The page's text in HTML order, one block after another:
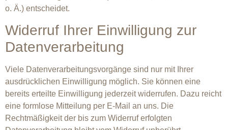
o. Ä.) entscheidet.
Widerruf Ihrer Einwilligung zur
Datenverarbeitung
Viele Datenverarbeitungsvorgänge sind nur mit Ihrer
ausdrücklichen Einwilligung möglich. Sie können eine
bereits erteilte Einwilligung jederzeit widerrufen. Dazu reicht
eine formlose Mitteilung per E-Mail an uns. Die
Rechtmäßigkeit der bis zum Widerruf erfolgten